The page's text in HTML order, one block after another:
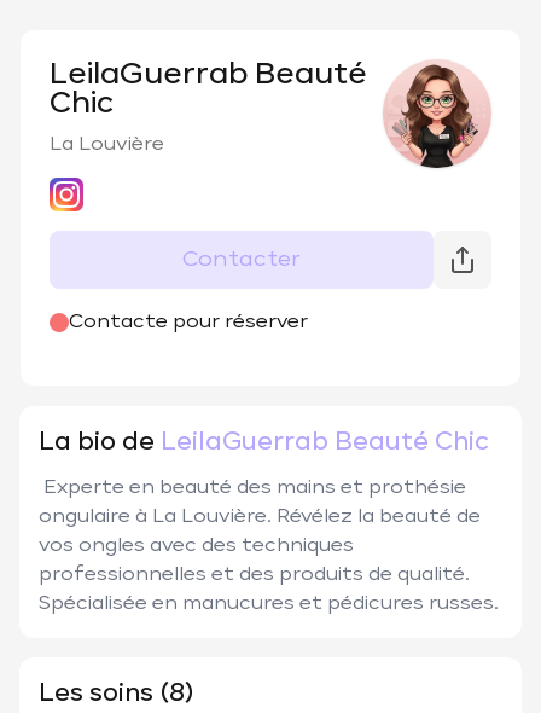
LeilaGuerrab Beauté
Chic
La Louvière
Contacter
Contacte pour réserver
@LeilaGuerrab
La bio de LeilaGuerrab Beauté Chic
ongulaire à La Louvière. Révélez la beauté de
vos ongles avec des techniques
professionnelles et des produits de qualité.
Spécialisée en manucures et pédicures russes.
Les soins (8)